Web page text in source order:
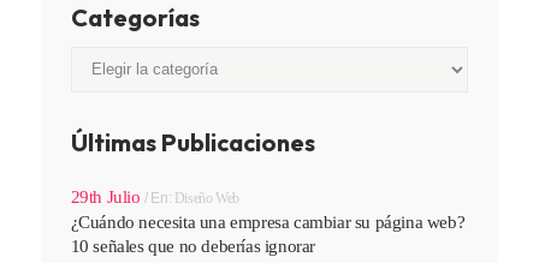
Categorías
Categorías
Últimas Publicaciones
29th JulioEn: Diseño Web
¿Cuándo necesita una empresa cambiar su página web?
10 señales que no deberías ignorar